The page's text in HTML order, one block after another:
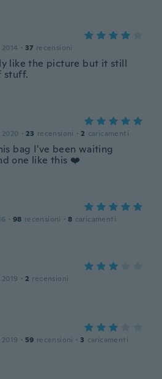
· 37 recensioni
like the picture but it still
stuff.
· 23 recensioni · 2 caricamenti
bag I've been waiting
one like this ❤️
· 98 recensioni · 8 caricamenti
· 2 recensioni
· 59 recensioni · 3 caricamenti